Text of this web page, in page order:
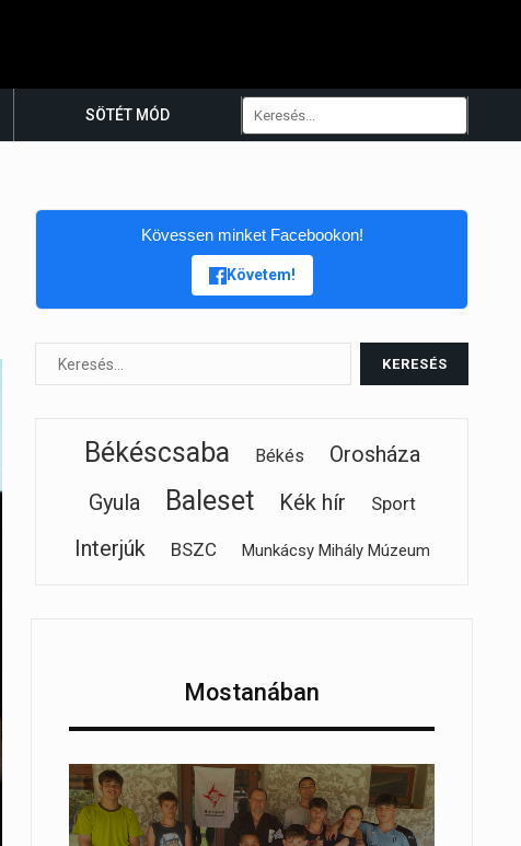
SÖTÉT MÓD
Kövessen minket Facebookon!
Követem!
Békéscsaba Békés
Orosháza
Gyula
Baleset Kék hír Sport
Interjúk BSZC Munkácsy Mihály Múzeum
Mostanában